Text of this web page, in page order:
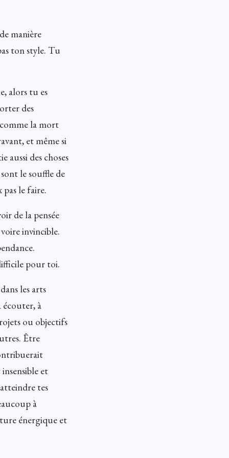
manière
ton style. Tu
alors tu es
des
la mort
et même si
des choses
le souffle de
le faire.
de la pensée
invincible.
pour toi.
les arts
écouter, à
ou objectifs
Être
et
tes
à
énergique et